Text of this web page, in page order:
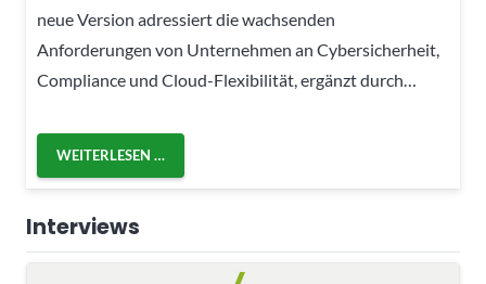
neue Version adressiert die wachsenden
Anforderungen von Unternehmen an Cybersicherheit,
Compliance und Cloud-Flexibilität, ergänzt durch…
WEITERLESEN …
Interviews